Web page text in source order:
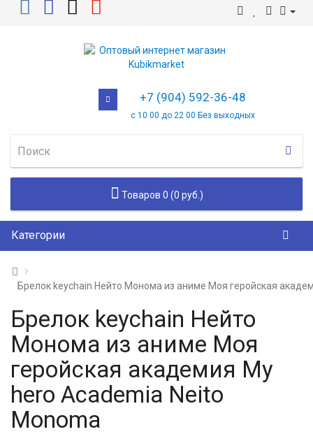
+7 (904) 592-36-48
с 10 00 до 22 00 Без выходных
Товаров 0 (0 руб.)
Категории
Брелок keychain Нейто Монома из аниме Моя геройская
Брелок keychain Нейто
Монома из аниме Моя
геройская академия My
hero Academia Neito
Monoma